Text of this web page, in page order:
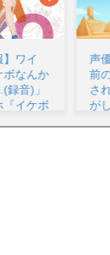
のデビュー
の画像が発掘
れると良い気
ない奴【ラ